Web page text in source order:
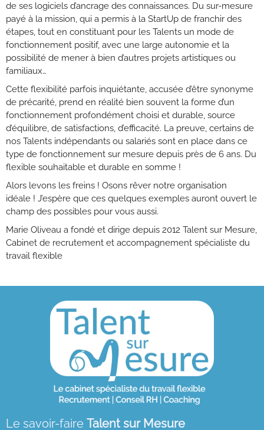
de ses logiciels d’ancrage des connaissances. Du sur-mesure
payé à la mission, qui a permis à la StartUp de franchir des
étapes, tout en constituant pour les Talents un mode de
fonctionnement positif, avec une large autonomie et la
possibilité de mener à bien d’autres projets artistiques ou
familiaux…
Cette flexibilité parfois inquiétante, accusée d’être synonyme
de précarité, prend en réalité bien souvent la forme d’un
fonctionnement profondément choisi et durable, source
d’équilibre, de satisfactions, d’efficacité. La preuve, certains de
nos Talents indépendants ou salariés sont en place dans ce
type de fonctionnement sur mesure depuis près de 6 ans. Du
flexible souhaitable et durable en somme !
Alors levons les freins ! Osons rêver notre organisation
idéale ! J’espère que ces quelques exemples auront ouvert le
champ des possibles pour vous aussi.
Marie Oliveau a fondé et dirige depuis 2012 Talent sur Mesure,
Cabinet de recrutement et accompagnement spécialiste du
travail flexible
Le savoir-faire Talent sur Mesure